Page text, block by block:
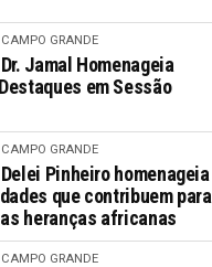
GRANDE
Jamal Homenageia
em Sessão
GRANDE
Pinheiro homenageia
que contribuem para
heranças africanas
GRANDE